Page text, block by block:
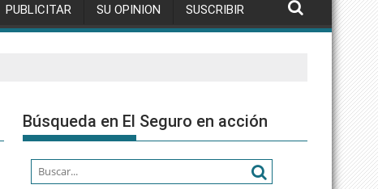
PUBLICITAR SU OPINION SUSCRIBIR
Búsqueda en El Seguro en acción